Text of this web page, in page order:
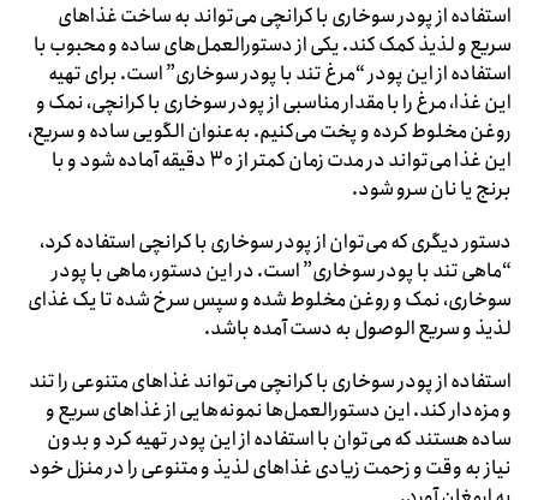
استفاده از پودر سوخاری با کرانچی می‌تواند به ساخت غذاهای
سریع و لذیذ کمک کند. یکی از دستورالعمل‌های ساده و محبوب با
استفاده از این پودر “مرغ تند با پودر سوخاری” است. برای تهیه
این غذا، مرغ را با مقدار مناسبی از پودر سوخاری با کرانچی، نمک و
روغن مخلوط کرده و پخت می‌کنیم. به‌عنوان الگویی ساده و سریع،
این غذا می‌تواند در مدت زمان کمتر از 30 دقیقه آماده شود و با
برنج یا نان سرو شود.
دستور دیگری که می‌توان از پودر سوخاری با کرانچی استفاده کرد،
“ماهی تند با پودر سوخاری” است. در این دستور، ماهی با پودر
سوخاری، نمک و روغن مخلوط شده و سپس سرخ شده تا یک غذای
لذیذ و سریع الوصول به دست آمده باشد.
استفاده از پودر سوخاری با کرانچی می‌تواند غذاهای متنوعی را تند
و مزه‌دار کند. این دستورالعمل‌ها نمونه‌هایی از غذاهای سریع و
ساده هستند که می‌توان با استفاده از این پودر تهیه کرد و بدون
نیاز به وقت و زحمت زیادی غذاهای لذیذ و متنوعی را در منزل خود